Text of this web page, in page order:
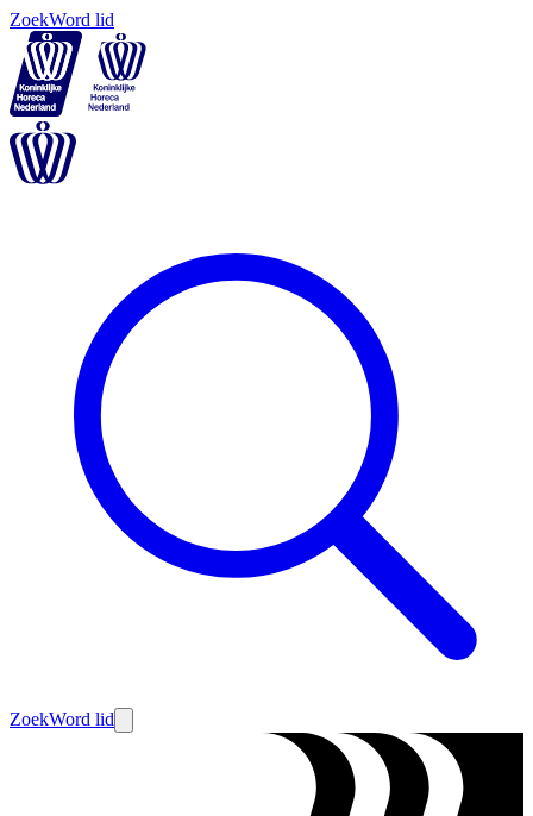
ZoekWord lid
ZoekWord lid